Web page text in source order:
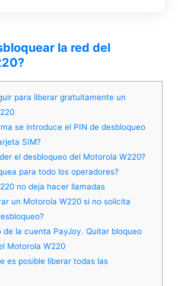
la red del
para liberar gratuitamente un
se introduce el PIN de desbloqueo
SIM?
el desbloqueo del Motorola W220?
para todo los operadores?
no deja hacer llamadas
un Motorola W220 si no solicita
de la cuenta PayJoy. Quitar bloqueo
Motorola W220
es posible liberar todas las